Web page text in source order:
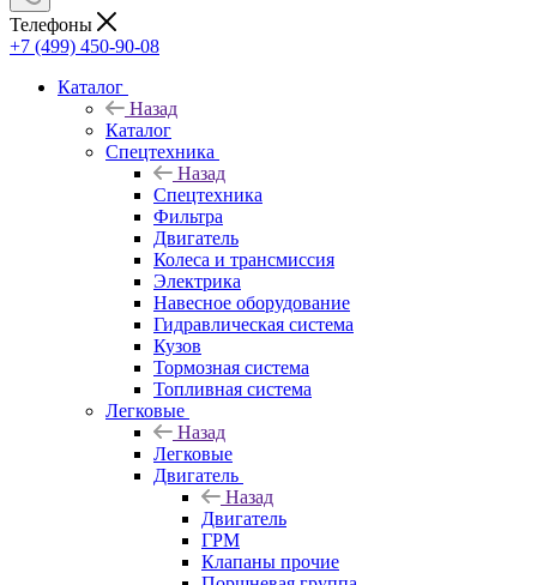
Телефоны
+7 (499) 450-90-08
Каталог
Назад
Каталог
Спецтехника
Назад
Спецтехника
Фильтра
Двигатель
Колеса и трансмиссия
Электрика
Навесное оборудование
Гидравлическая система
Кузов
Тормозная система
Топливная система
Легковые
Назад
Легковые
Двигатель
Назад
Двигатель
ГРМ
Клапаны прочие